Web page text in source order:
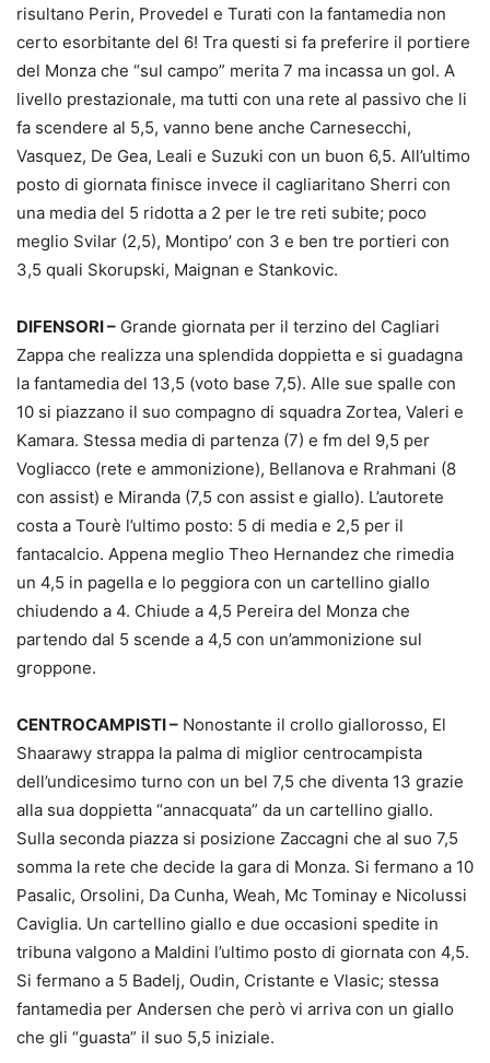
risultano Perin, Provedel e Turati con la fantamedia non
certo esorbitante del 6! Tra questi si fa preferire il portiere
del Monza che “sul campo” merita 7 ma incassa un gol. A
livello prestazionale, ma tutti con una rete al passivo che li
fa scendere al 5,5, vanno bene anche Carnesecchi,
Vasquez, De Gea, Leali e Suzuki con un buon 6,5. All’ultimo
posto di giornata finisce invece il cagliaritano Sherri con
una media del 5 ridotta a 2 per le tre reti subite; poco
meglio Svilar (2,5), Montipo’ con 3 e ben tre portieri con
3,5 quali Skorupski, Maignan e Stankovic.
DIFENSORI – Grande giornata per il terzino del Cagliari
Zappa che realizza una splendida doppietta e si guadagna
la fantamedia del 13,5 (voto base 7,5). Alle sue spalle con
10 si piazzano il suo compagno di squadra Zortea, Valeri e
Kamara. Stessa media di partenza (7) e fm del 9,5 per
Vogliacco (rete e ammonizione), Bellanova e Rrahmani (8
con assist) e Miranda (7,5 con assist e giallo). L’autorete
costa a Tourè l’ultimo posto: 5 di media e 2,5 per il
fantacalcio. Appena meglio Theo Hernandez che rimedia
un 4,5 in pagella e lo peggiora con un cartellino giallo
chiudendo a 4. Chiude a 4,5 Pereira del Monza che
partendo dal 5 scende a 4,5 con un’ammonizione sul
groppone.
CENTROCAMPISTI – Nonostante il crollo giallorosso, El
Shaarawy strappa la palma di miglior centrocampista
dell’undicesimo turno con un bel 7,5 che diventa 13 grazie
alla sua doppietta “annacquata” da un cartellino giallo.
Sulla seconda piazza si posizione Zaccagni che al suo 7,5
somma la rete che decide la gara di Monza. Si fermano a 10
Pasalic, Orsolini, Da Cunha, Weah, Mc Tominay e Nicolussi
Caviglia. Un cartellino giallo e due occasioni spedite in
tribuna valgono a Maldini l’ultimo posto di giornata con 4,5.
Si fermano a 5 Badelj, Oudin, Cristante e Vlasic; stessa
fantamedia per Andersen che però vi arriva con un giallo
che gli “guasta” il suo 5,5 iniziale.